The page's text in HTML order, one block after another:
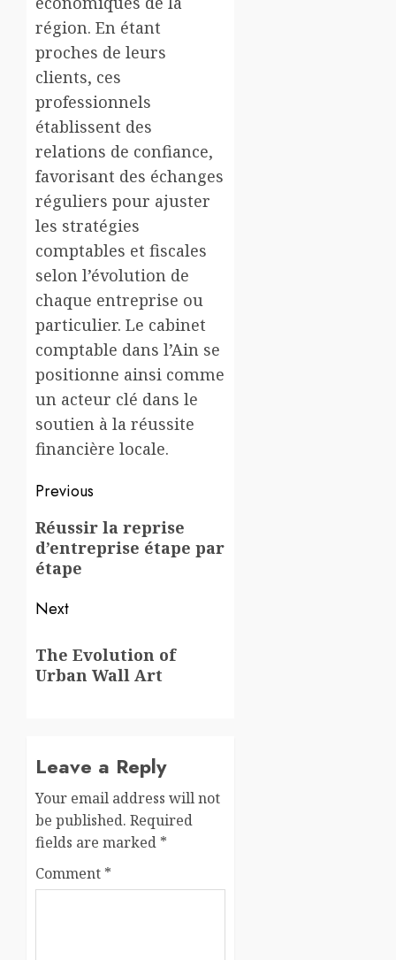
région. En étant
proches de leurs
clients, ces
professionnels
établissent des
relations de confiance,
favorisant des échanges
réguliers pour ajuster
les stratégies
comptables et fiscales
selon l’évolution de
chaque entreprise ou
particulier. Le cabinet
comptable dans l’Ain se
positionne ainsi comme
un acteur clé dans le
soutien à la réussite
financière locale.
Post
navigation
Previous
Previous
post:
Réussir la reprise
d’entreprise étape par
étape
Next
post:
The Evolution of
Urban Wall Art
Leave a Reply
Your email address will not
be published. Required
fields are marked *
Comment *